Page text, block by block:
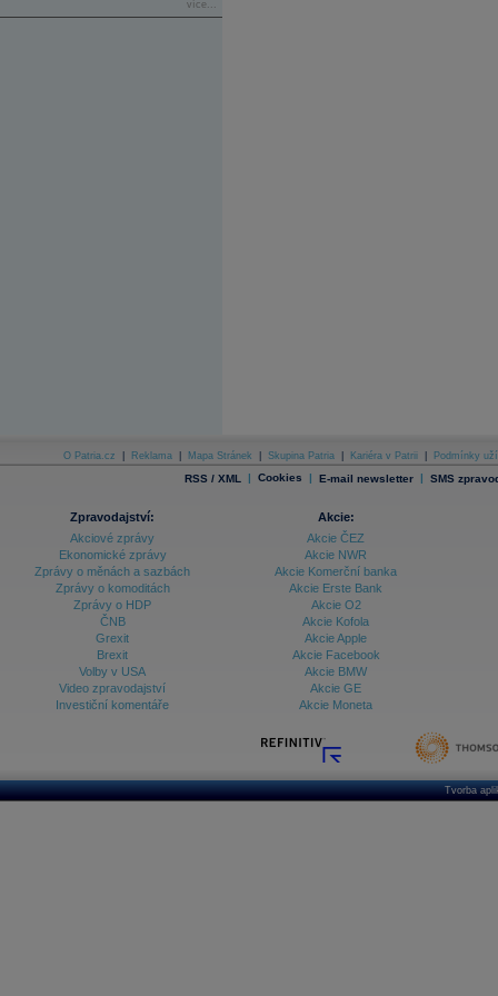
více...
O Patria.cz Reklama Mapa Stránek Skupina Patria Kariéra v Patrii Podmínky
RSS / XML | Cookies | E-mail newsletter | SMS
Zpravodajství:
Akciové zprávy
Ekonomické zprávy
Zprávy o měnách a sazbách
Zprávy o komoditách
Zprávy o HDP
ČNB
Grexit
Brexit
Volby v USA
Video zpravodajství
Investiční komentáře
Akcie:
Akcie ČEZ
Akcie NWR
Akcie Komerční banka
Akcie Erste Bank
Akcie O2
Akcie Kofola
Akcie Apple
Akcie Facebook
Akcie BMW
Akcie GE
Akcie Moneta
Tvorba